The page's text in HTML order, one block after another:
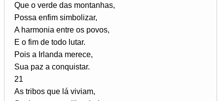
Que o verde das montanhas,
Possa enfim simbolizar,
A harmonia entre os povos,
E o fim de todo lutar.
Pois a Irlanda merece,
Sua paz a conquistar.
21
As tribos que lá viviam,